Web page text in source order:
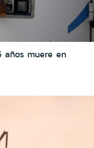
años muere en